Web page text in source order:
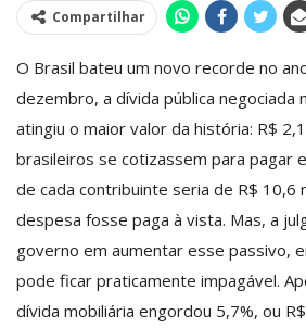
Compartilhar
O Brasil bateu um novo recorde no
dezembro, a dívida pública negociada
atingiu o maior valor da história: R$
brasileiros se cotizassem para pagar
de cada contribuinte seria de R$ 10,6
despesa fosse paga à vista. Mas, a
governo em aumentar esse passivo,
pode ficar praticamente impagável.
dívida mobiliária engordou 5,7%, ou